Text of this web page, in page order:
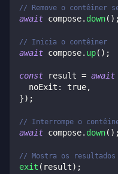
// Remove o
await compose. down( ) ;
// Inicia o contêiner
await compose. up( ) ;
const result = await
  noExit
: true,
}) ;
// Interrompe o
await compose. down( ) ;
// Mostra os
exit ( result) ;